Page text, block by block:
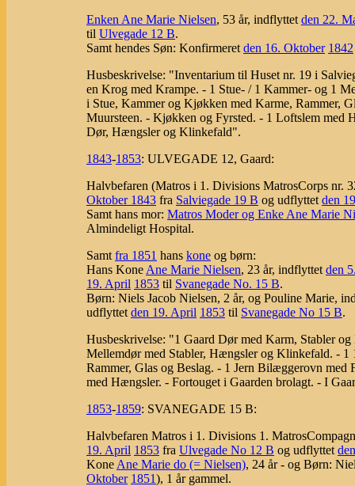
Enken Ane Marie Nielsen, 53 år, indflyttet den 22.
til Ulvegade 12 B.
Samt hendes Søn: Konfirmeret den 16. Oktober 1842
Husbeskrivelse: "Inventarium til Huset nr. 19 i
en Krog med Krampe. - 1 Stue- / 1 Kammer- og 1
i Stue, Kammer og Kjøkken med Karme, Rammer,
Muursteen. - Kjøkken og Fyrsted. - 1 Loftslem med
Dør, Hængsler og Klinkefald".
1843-1853: ULVEGADE 12, Gaard:
Halvbefaren (Matros i 1. Divisions MatrosCorps nr.
Oktober 1843 fra Salviegade 19 B og udflyttet den
Samt hans mor: Matros Moder og Enke Ane Marie
Almindeligt Hospital.
Samt fra 1851 hans kone og børn:
Hans Kone Ane Marie Nielsen, 23 år, indflyttet den
19. April 1853 til Svanegade No. 15 B.
Børn: Niels Jacob Nielsen, 2 år, og Pouline Marie,
udflyttet den 19. April 1853 til Svanegade No 15 B.
Husbeskrivelse: "1 Gaard Dør med Karm, Stabler
Mellemdør med Stabler, Hængsler og Klinkefald. -
Rammer, Glas og Beslag. - 1 Jern Bilæggerovn
med Hængsler. - Fortouget i Gaarden brolagt. - I
1853-1859: SVANEGADE 15 B:
Halvbefaren Matros i 1. Divisions 1.
19. April 1853 fra Ulvegade No 12 B og udflyttet
Kone Ane Marie do (= Nielsen), 24 år - og Børn:
Oktober 1851), 1 år gammel.